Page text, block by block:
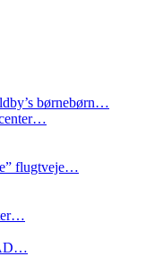
børnebørn…
flugtveje…